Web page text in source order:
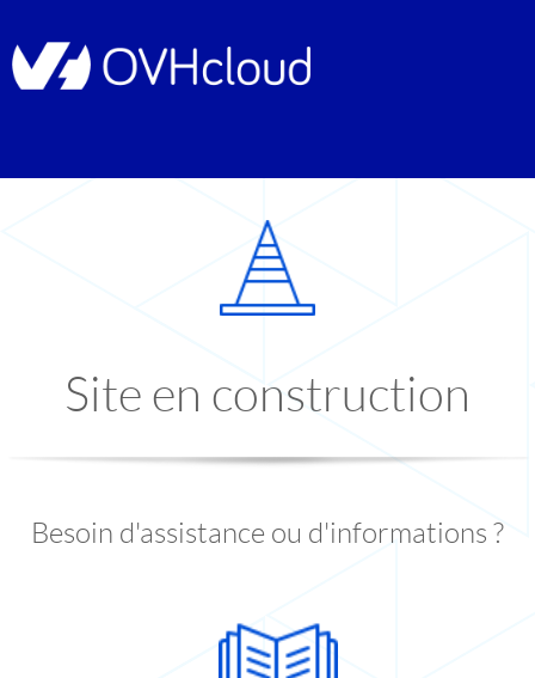
Site en construction
Besoin d'assistance ou d'informations ?